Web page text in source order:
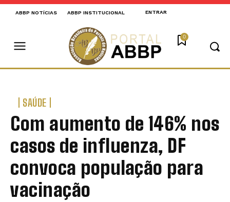
ABBP NOTÍCIAS ABBP INSTITUCIONAL ENTRAR
0
SAÚDE
Com aumento de 146% nos
casos de influenza, DF
convoca população para
vacinação